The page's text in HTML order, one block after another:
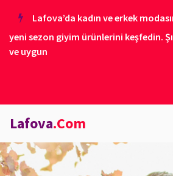
Lafova’da kadın ve erkek
yeni sezon giyim ürünlerini keşfedin.
ve uygun
Lafova.Com